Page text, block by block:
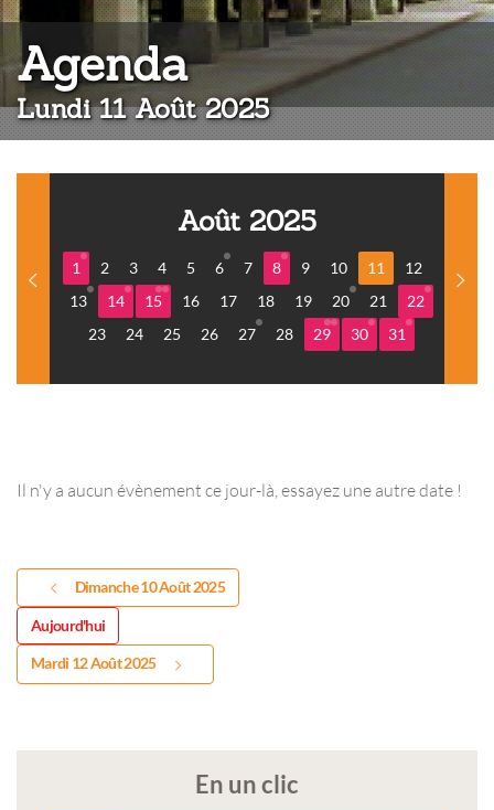
Agenda:
Lundi 11 Août 2025
Août 2025
1 2 3 4 5 6 7 8 9 10 11
12
13
14 15 16 17 18 19 20 21
22
23
24 25 26 27 28 29 30 31
Il n'y a aucun évènement ce jour-là, essayez une autre date !
Dimanche 10 Août 2025
Aujourd'hui
Mardi 12 Août 2025
En un clic